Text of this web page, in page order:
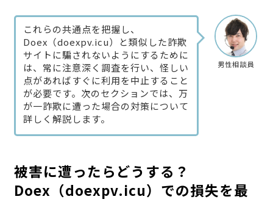
男性相談員
これらの共通点を把握し、
Doex（doexpv.icu）と類似した詐欺
サイトに騙されないようにするために
は、常に注意深く調査を行い、怪しい
点があればすぐに利用を中止すること
が必要です。次のセクションでは、万
が一詐欺に遭った場合の対策について
詳しく解説します。
被害に遭ったらどうする？
Doex（doexpv.icu）での損失を最